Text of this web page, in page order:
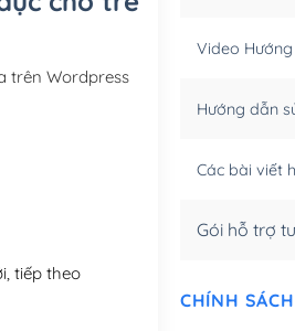
Hosting 5GB SSD (1 năm)
(+950,000₫)
trên Wordpress
tiếp theo
Video
Hướng dẫn
Các bài viết
Gói hỗ trợ
CHÍNH